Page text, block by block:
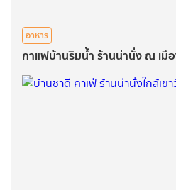
อาหาร
กาแฟบ้านริมน้ำ ร้านน่านั่ง ณ เมื